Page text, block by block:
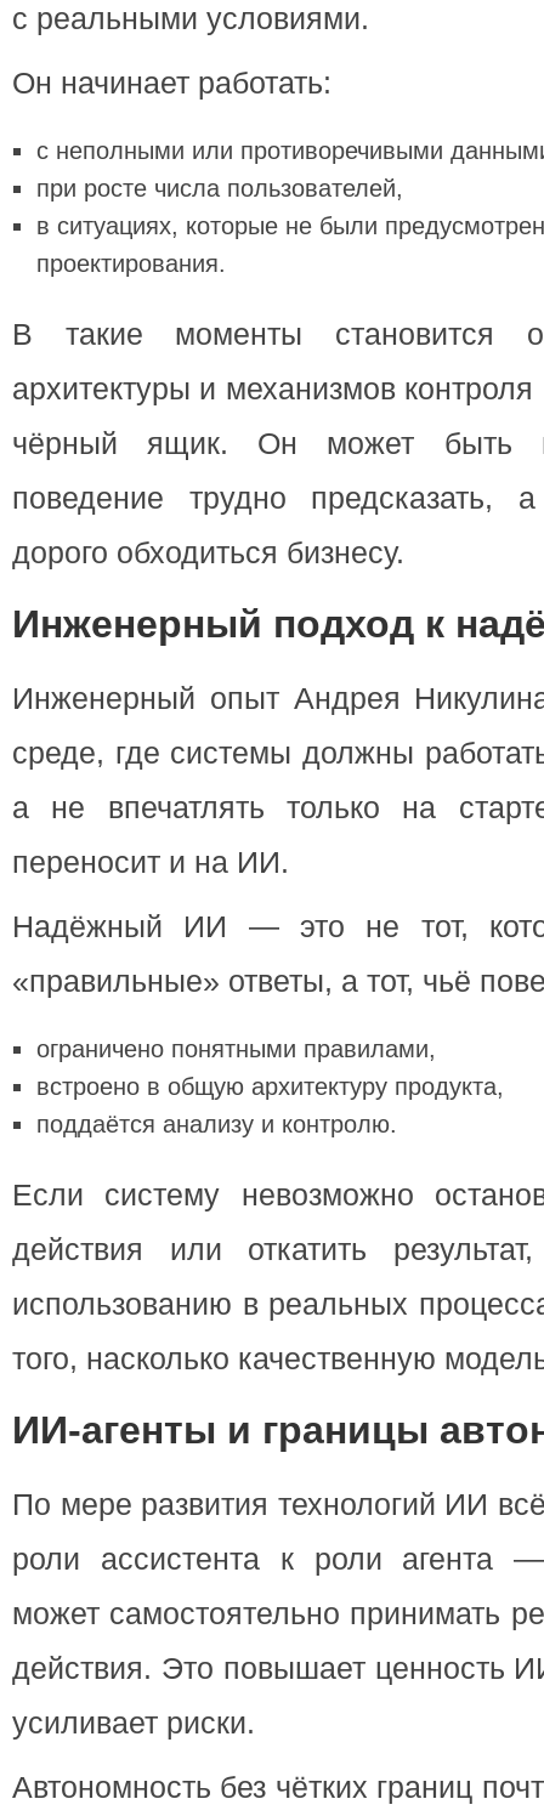
с реальными условиями.
Он начинает работать:
с неполными или противоречивыми
при росте числа пользователей,
в ситуациях, которые не были
проектирования.
В такие моменты становится
архитектуры и механизмов
чёрный ящик. Он может быть
поведение трудно предсказать,
дорого обходиться бизнесу.
Инженерный подход к
Инженерный опыт Андрея
среде, где системы должны
а не впечатлять только на
переносит и на ИИ.
Надёжный ИИ — это не тот,
«правильные» ответы, а тот, чьё
ограничено понятными правилами,
встроено в общую архитектуру продукта,
поддаётся анализу и контролю.
Если систему невозможно
действия или откатить
использованию в реальных
того, насколько качественную
ИИ-агенты и границы
По мере развития технологий ИИ
роли ассистента к роли агента
может самостоятельно принимать
действия. Это повышает ценность
усиливает риски.
Автономность без чётких границ